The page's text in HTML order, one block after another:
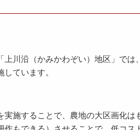
川沿（かみかわぞい）地区」では
しています。
施することで、農地の大区画化は